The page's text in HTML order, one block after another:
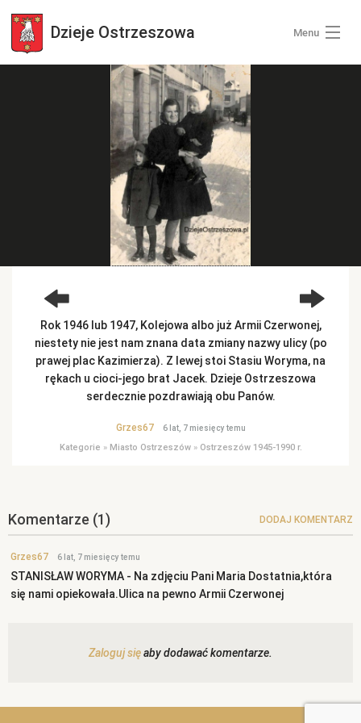
Dzieje Ostrzeszowa Menu
Wszystkie zdjęcia
Rok 1946 lub 1947, Kolejowa albo już Armii Czerwonej,
niestety nie jest nam znana data zmiany nazwy ulicy (po
prawej plac Kazimierza). Z lewej stoi Stasiu Woryma, na
rękach u cioci-jego brat Jacek. Dzieje Ostrzeszowa
serdecznie pozdrawiają obu Panów.
Grzes67 6 lat, 7 miesięcy temu
Kategorie » Miasto Ostrzeszów» Ostrzeszów 1945-1990 r.
Komentarze (1) DODAJ KOMENTARZ
Grzes67 6 lat, 7 miesięcy temu
STANISŁAW WORYMA - Na zdjęciu Pani Maria Dostatnia,która
się nami opiekowała.Ulica na pewno Armii Czerwonej
Zaloguj sięaby dodawać komentarze.